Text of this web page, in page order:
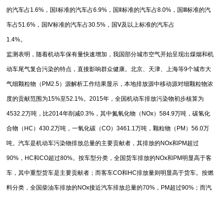
的汽车占1.6%，国Ⅰ标准的汽车占6.9%，国Ⅱ标准的汽车占8.0%，国Ⅲ标准的汽
车占51.6%，国Ⅳ标准的汽车占30.5%，国Ⅴ及以上标准的汽车占
1.4%。
监测表明，随着机动车保有量快速增加，我国部分城市空气开始呈现出煤烟和机
动车尾气复合污染的特点，直接影响群众健康。北京、天津、上海等9个城市大
气细颗粒物（PM2.5）源解析工作结果显示，本地排放源中移动源对细颗粒物浓
度的贡献范围为15%至52.1%。2015年，全国机动车排放污染物初步核算为
4532.2万吨，比2014年削减0.3%，其中氮氧化物（NOx）584.9万吨，碳氢化
合物（HC）430.2万吨，一氧化碳（CO）3461.1万吨，颗粒物（PM）56.0万
吨。汽车是机动车污染物排放总量的主要贡献者，其排放的NOx和PM超过
90%，HC和CO超过80%。按车型分类，全国货车排放的NOx和PM明显高于客
车，其中重型货车是主要贡献者；而客车CO和HC排放量则明显高于货车。按燃
料分类，全国柴油车排放的NOx接近汽车排放总量的70%，PM超过90%；而汽